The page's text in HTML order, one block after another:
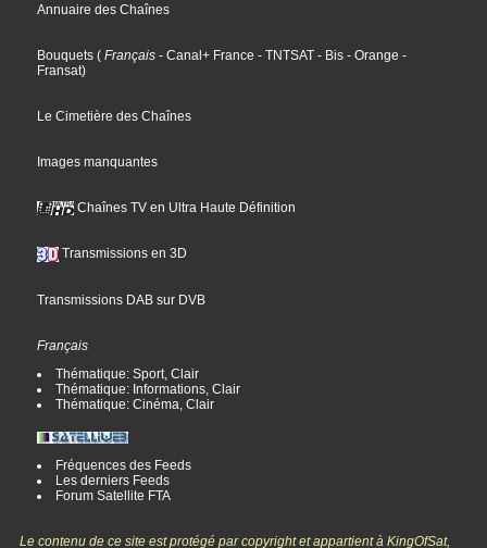
Annuaire des Chaînes
Bouquets ( Français - Canal+ France - TNTSAT - Bis - Orange -
Fransat)
Le Cimetière des Chaînes
Images manquantes
Chaînes TV en Ultra Haute Définition
Transmissions en 3D
Transmissions DAB sur DVB
Français
Thématique: Sport, Clair
Thématique: Informations, Clair
Thématique: Cinéma, Clair
Fréquences des Feeds
Les derniers Feeds
Forum Satellite FTA
Le contenu de ce site est protégé par copyright et appartient à KingOfSat,